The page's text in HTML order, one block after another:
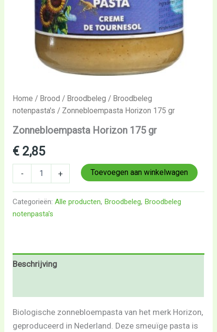
Home / Brood / Broodbeleg / Broodbeleg
notenpasta's / Zonnebloempasta Horizon 175 gr
Zonnebloempasta Horizon 175 gr
€ 2,85
- + Toevoegen aan winkelwagen
Categorieën:Alle producten, Broodbeleg, Broodbeleg
notenpasta's
Beschrijving
Biologische zonnebloempasta van het merk Horizon,
geproduceerd in Nederland. Deze smeuïge pasta is